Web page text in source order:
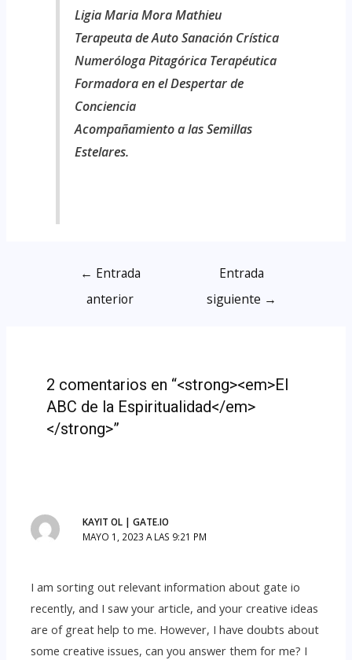
Ligia Maria Mora Mathieu
Terapeuta de Auto Sanación Crística
Numeróloga Pitagórica Terapéutica
Formadora en el Despertar de
Conciencia
Acompañamiento a las Semillas
Estelares.
← Entrada
anterior
Entrada
siguiente →
2 comentarios en “<strong><em>El
ABC de la Espiritualidad</em>
</strong>”
KAYIT OL | GATE.IO
MAYO 1, 2023 A LAS 9:21 PM
I am sorting out relevant information about gate io
recently, and I saw your article, and your creative ideas
are of great help to me. However, I have doubts about
some creative issues, can you answer them for me? I